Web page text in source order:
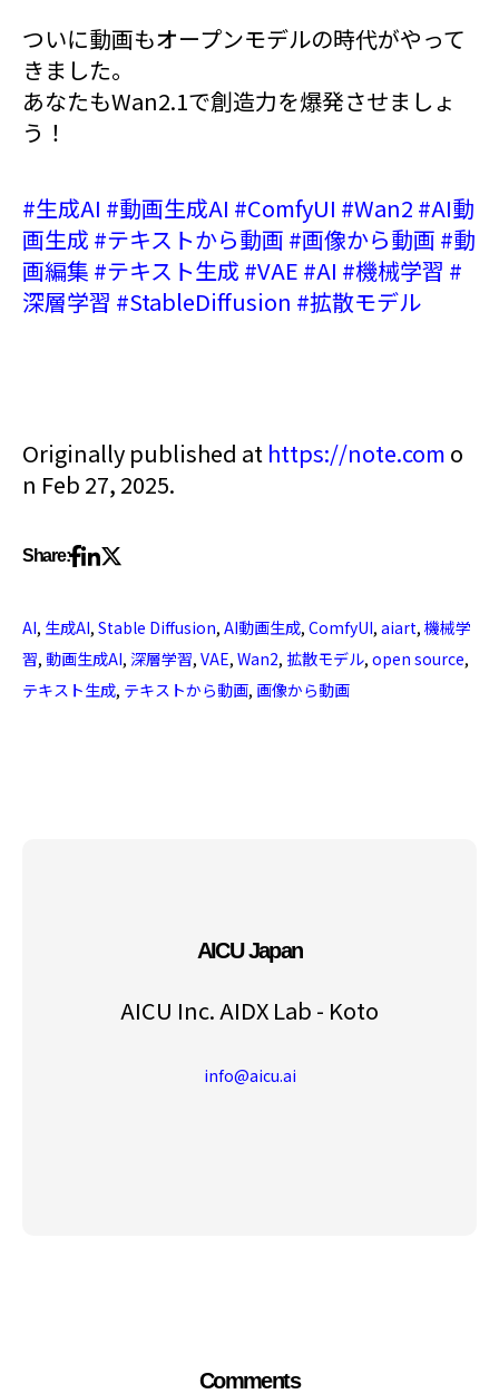
ついに動画もオープンモデルの時代がやって
きました。
あなたもWan2.1で創造力を爆発させましょ
う！
#生成AI #動画生成AI #ComfyUI #Wan2 #AI動
画生成 #テキストから動画 #画像から動画 #動
画編集 #テキスト生成 #VAE #AI #機械学習 #
深層学習 #StableDiffusion #拡散モデル
Originally published at https://note.com o
n Feb 27, 2025.
Share:
AI, 生成AI, Stable Diffusion, AI動画生成, ComfyUI, aiart, 機械学
習, 動画生成AI, 深層学習, VAE, Wan2, 拡散モデル, open source,
テキスト生成, テキストから動画, 画像から動画
AICU Japan
AICU Inc. AIDX Lab - Koto
info@aicu.ai
Comments